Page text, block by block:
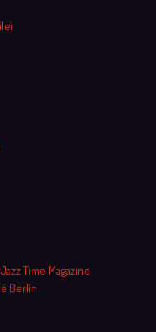
Time Magazine
Berlín